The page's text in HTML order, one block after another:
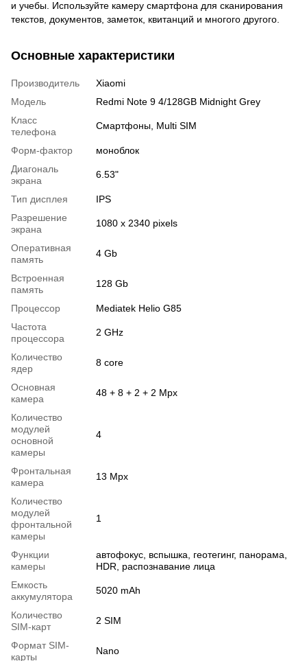
и учебы. Используйте камеру смартфона для сканирования
текстов, документов, заметок, квитанций и многого другого.
Основные характеристики
Производитель
Xiaomi
Модель
Redmi Note 9 4/128GB Midnight Grey
Класс
телефона
Смартфоны, Multi SIM
Форм-фактор
моноблок
Диагональ
экрана
6.53"
Тип дисплея
IPS
Разрешение
экрана
1080 x 2340 pixels
Оперативная
память
4 Gb
Встроенная
память
128 Gb
Процессор
Mediatek Helio G85
Частота
процессора
2 GHz
Количество
ядер
8 core
Основная
камера
48 + 8 + 2 + 2 Mpx
Количество
модулей
основной
камеры
4
Фронтальная
камера
13 Mpx
Количество
модулей
фронтальной
камеры
1
Функции
камеры
автофокус, вспышка, геотегинг, панорама,
HDR, распознавание лица
Емкость
аккумулятора
5020 mAh
Количество
SIM-карт
2 SIM
Формат SIM-
карты
Nano